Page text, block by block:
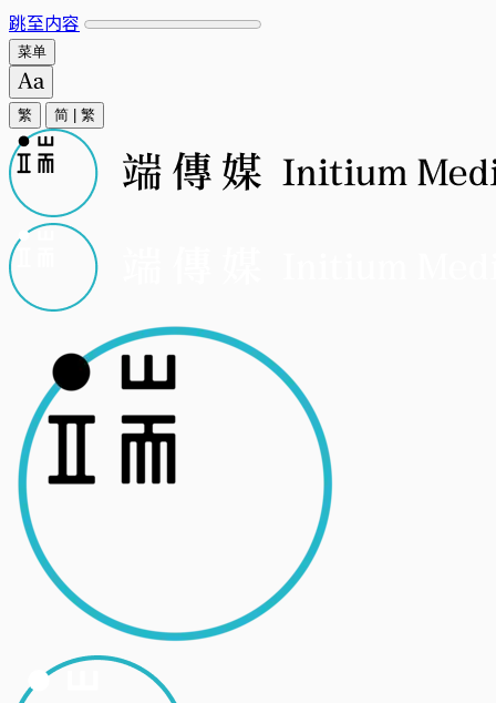
跳至内容
菜单
繁 简 繁